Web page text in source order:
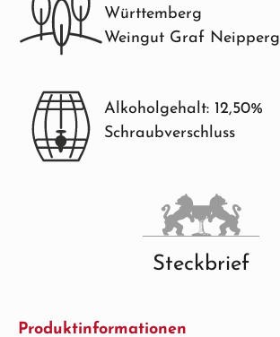
Württemberg
Weingut Graf Neipperg
Alkoholgehalt: 12,50%
Schraubverschluss
Steckbrief
Produktinformationen